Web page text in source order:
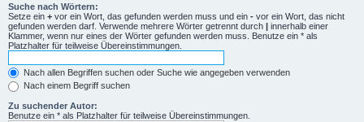
Suche nach Wörtern:
Setze ein + vor ein Wort, das gefunden werden muss und ein - vor ein Wort, das nicht
gefunden werden darf. Verwende mehrere Wörter getrennt durch | innerhalb einer
Klammer, wenn nur eines der Wörter gefunden werden muss. Benutze ein * als
Platzhalter für teilweise Übereinstimmungen.
Nach allen Begriffen suchen oder Suche wie angegeben verwenden
Nach einem Begriff suchen
Zu suchender Autor:
Benutze ein * als Platzhalter für teilweise Übereinstimmungen.